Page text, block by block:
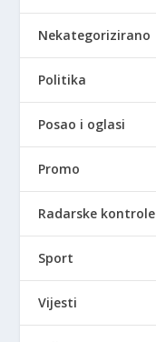
Nekategorizirano
Politika
Posao i oglasi
Promo
Radarske kontrole
Sport
Vijesti